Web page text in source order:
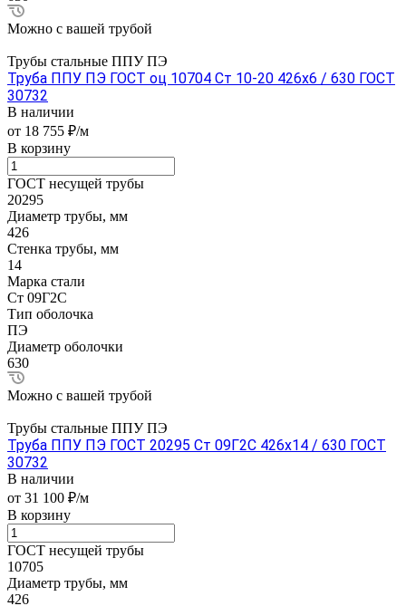
Можно с вашей трубой
Трубы стальные ППУ ПЭ
Труба ППУ ПЭ ГОСТ оц 10704 Ст 10-20 426x6 / 630 ГОСТ
30732
В наличии
от 18 755 ₽/м
В корзину
ГОСТ несущей трубы
20295
Диаметр трубы, мм
426
Стенка трубы, мм
14
Марка стали
Ст 09Г2С
Тип оболочка
ПЭ
Диаметр оболочки
630
Можно с вашей трубой
Трубы стальные ППУ ПЭ
Труба ППУ ПЭ ГОСТ 20295 Ст 09Г2С 426x14 / 630 ГОСТ
30732
В наличии
от 31 100 ₽/м
В корзину
ГОСТ несущей трубы
10705
Диаметр трубы, мм
426